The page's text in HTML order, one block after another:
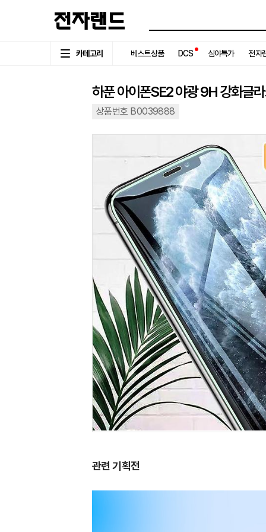
카테고리 베스트상품 DCS 심야특가 전자
하푼 아이폰SE2 야광 9H 강화글
상품번호 B0039888
관련 기획전